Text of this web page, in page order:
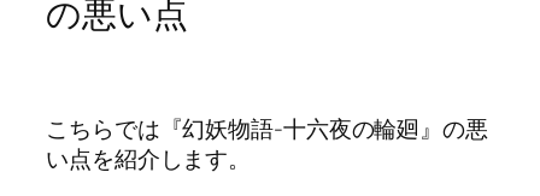
の悪い点
こちらでは『幻妖物語-十六夜の輪廻』の悪
い点を紹介します。